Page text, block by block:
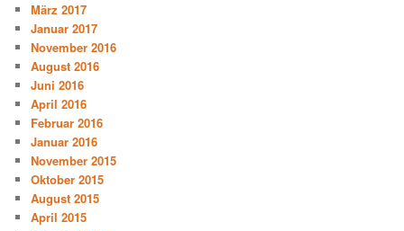
März 2017
Januar 2017
November 2016
August 2016
Juni 2016
April 2016
Februar 2016
Januar 2016
November 2015
Oktober 2015
August 2015
April 2015